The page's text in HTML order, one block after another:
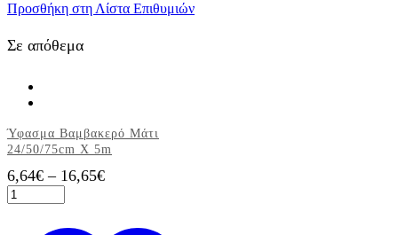
Προσθήκη στη Λίστα Επιθυμιών
Σε απόθεμα
Ύφασμα Βαμβακερό Μάτι
24/50/75cm X 5m
6,64€ – 16,65€Price
through
Ύφασμα
Βαμβακερό